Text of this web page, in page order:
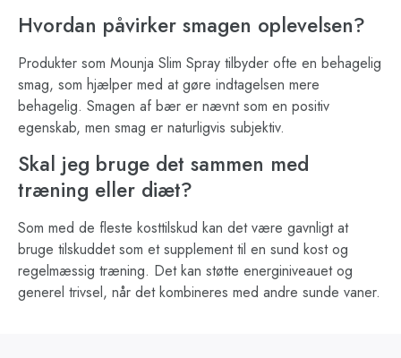
Hvordan påvirker smagen oplevelsen?
Produkter som Mounja Slim Spray tilbyder ofte en behagelig
smag, som hjælper med at gøre indtagelsen mere
behagelig. Smagen af bær er nævnt som en positiv
egenskab, men smag er naturligvis subjektiv.
Skal jeg bruge det sammen med
træning eller diæt?
Som med de fleste kosttilskud kan det være gavnligt at
bruge tilskuddet som et supplement til en sund kost og
regelmæssig træning. Det kan støtte energiniveauet og
generel trivsel, når det kombineres med andre sunde vaner.